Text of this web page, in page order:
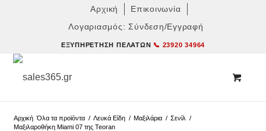
Αρχική
Επικοινωνία
Λογαριασμός: Σύνδεση/Εγγραφή
ΕΞΥΠΗΡΈΤΗΣΗ ΠΕΛΑΤΏΝ 📞 23920 34964
Αρχική Όλα τα προϊόντα / Λευκά Είδη / Μαξιλάρια / Σενίλ
/
Μαξιλαροθήκη Miami 07 της Teoran